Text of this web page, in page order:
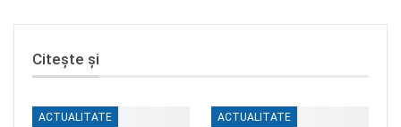
Citește și
ACTUALITATE ACTUALITATE